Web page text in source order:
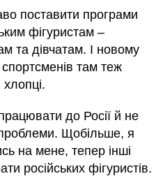
поставити програми
фігуристам –
та дівчатам. І новому
там теж
хлопці.
до Росії й не
Щобільше, я
на мене, тепер інші
російських фігуристів.